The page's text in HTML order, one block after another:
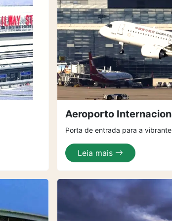
Aeroporto
Porta de entrada para a
Leia mais